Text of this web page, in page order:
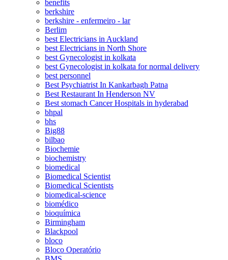
benefits
berkshire
berkshire - enfermeiro - lar
Berlim
best Electricians in Auckland
best Electricians in North Shore
best Gynecologist in kolkata
best Gynecologist in kolkata for normal delivery
best personnel
Best Psychiatrist In Kankarbagh Patna
Best Restaurant In Henderson NV
Best stomach Cancer Hospitals in hyderabad
bhpal
bhs
Big88
bilbao
Biochemie
biochemistry
biomedical
Biomedical Scientist
Biomedical Scientists
biomedical-science
biomédico
bioquímica
Birmingham
Blackpool
bloco
Bloco Operatório